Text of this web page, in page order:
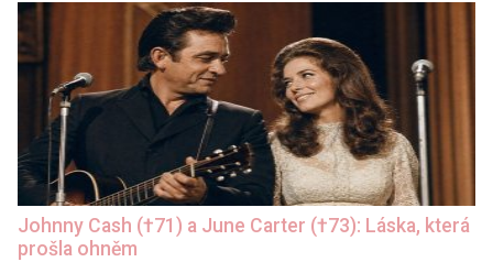
Johnny Cash (†71) a June Carter (†73): Láska, která
prošla ohněm